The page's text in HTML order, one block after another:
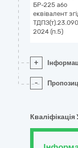
БР-225 або
еквівалент
2024 (п.5)
+
-
Кваліфікація